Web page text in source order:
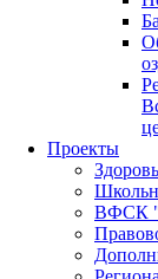
Проекты
ВФСК